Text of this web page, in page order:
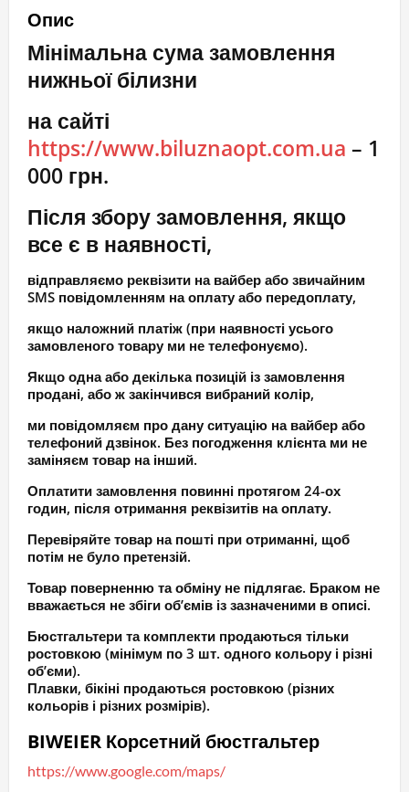
Опис
Мінімальна сума замовлення
нижньої білизни
на сайті
https://www.biluznaopt.com.ua – 1
000 грн.
Після збору замовлення, якщо
все є в наявності,
відправляємо реквізити на вайбер або звичайним
SMS повідомленням на оплату або передоплату,
якщо наложний платіж (при наявності усього
замовленого товару ми не телефонуємо).
Якщо одна або декілька позицій із замовлення
продані, або ж закінчився вибраний колір,
ми повідомляєм про дану ситуацію на вайбер або
телефоний дзвінок. Без погодження клієнта ми не
заміняєм товар на інший.
Оплатити замовлення повинні протягом 24-ох
годин, після отримання реквізитів на оплату.
Перевіряйте товар на пошті при отриманні, щоб
потім не було претензій.
Товар поверненню та обміну не підлягає. Браком не
вважається не збіги об’ємів із зазначеними в описі.
Бюстгальтери та комплекти продаються тільки
ростовкою (мінімум по 3 шт. одного кольору і різні
об’єми).
Плавки, бікіні продаються ростовкою (різних
кольорів і різних розмірів).
BIWEIER Корсетний бюстгальтер
https://www.google.com/maps/